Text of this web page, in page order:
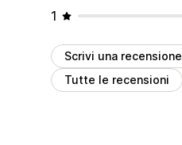
1
Scrivi una recensione
Tutte le recensioni